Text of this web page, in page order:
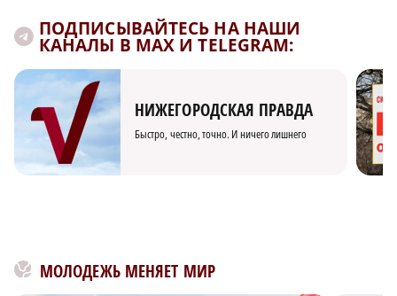
ПОДПИСЫВАЙТЕСЬ НА НАШИ
КАНАЛЫ В MAX И TELEGRAM:
НИЖЕГОРОДСКАЯ ПРАВДА
Быстро, честно, точно. И ничего лишнего
МОЛОДЕЖЬ МЕНЯЕТ МИР